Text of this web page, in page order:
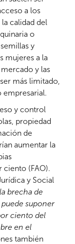
a los
calidad del
o
y
mujeres a la
y las
más limitado,
empresarial.
y control
propiedad
de
aumentar la
ciento (FAO).
y Social
brecha de
suponer
ciento del
en el
también